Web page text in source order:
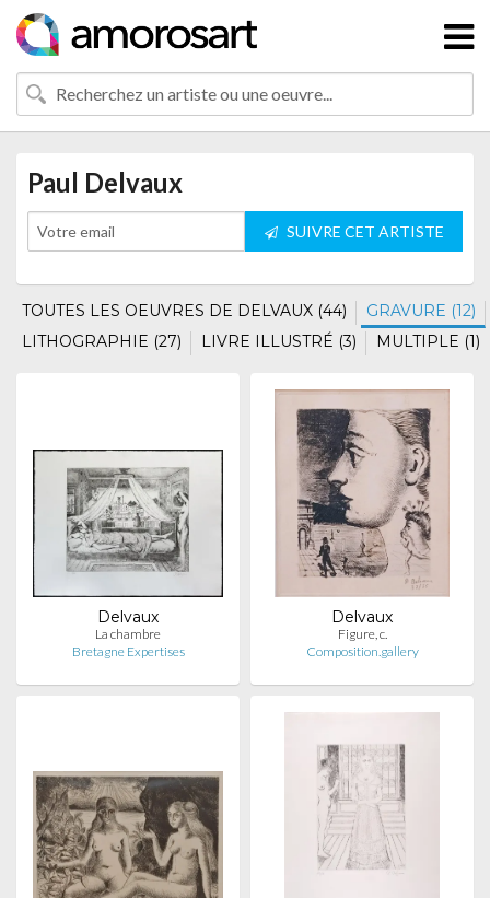
Paul Delvaux
SUIVRE CET ARTISTE
TOUTES LES OEUVRES DE DELVAUX (44)
GRAVURE (12)
LITHOGRAPHIE (27)
LIVRE ILLUSTRÉ (3) MULTIPLE (1)
Delvaux
La chambre
Bretagne Expertises
Delvaux
Figure, c.
Composition.gallery